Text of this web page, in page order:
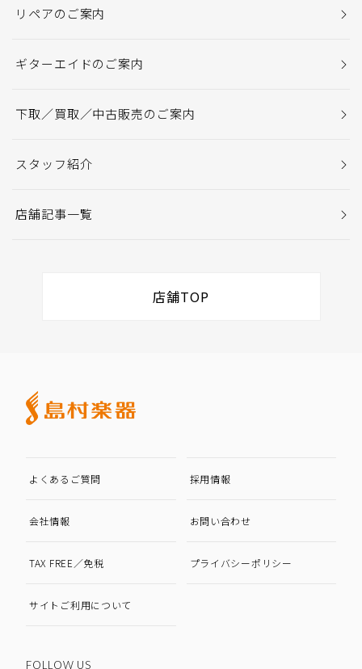
リペアのご案内
ギターエイドのご案内
下取／買取／中古販売のご案内
スタッフ紹介
店舗記事一覧
店舗TOP
よくあるご質問 採用情報
会社情報 お問い合わせ
TAX FREE／免税 プライバシーポリシー
サイトご利用について
FOLLOW US